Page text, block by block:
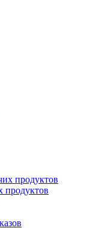
продуктов